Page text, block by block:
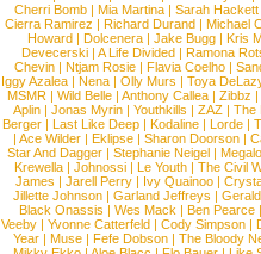
Cherri Bomb | Mia Martina | Sarah Hackett
Cierra Ramirez | Richard Durand | Michael
Howard |Dolcenera |Jake Bugg |Kris
Devecerski |A Life Divided |Ramona
Chevin |Ntjam Rosie |Flavia Coelho |
Iggy Azalea | Nena | Olly Murs | Toya
MSMR |Wild Belle |Anthony Callea |Zibbz
Aplin | Jonas Myrin | Youthkills | ZAZ | The
Berger |Last Like Deep |Kodaline |Lorde |
|Ace Wilder |Eklipse |Sharon Doorson |
Star And Dagger | Stephanie Neigel |
Krewella | Johnossi | Le Youth | The Civil
James | Jarell Perry | Ivy Quainoo |
Jillette Johnson | Garland Jeffreys |
Black Onassis | Wes Mack | Ben Pearce
Veeby | Yvonne Catterfeld | Cody Simpson |
Year |Muse |Fefe Dobson |The Bloody